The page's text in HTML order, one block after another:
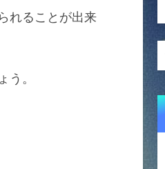
れることが出来
う。